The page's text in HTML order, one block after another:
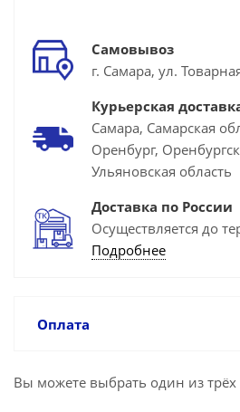
Самовывоз
г. Самара, ул.
Курьерская
Самара, Самарская
Оренбург,
Ульяновская область
Доставка по России
Осуществляется до
Подробнее
Оплата
Вы можете выбрать один из